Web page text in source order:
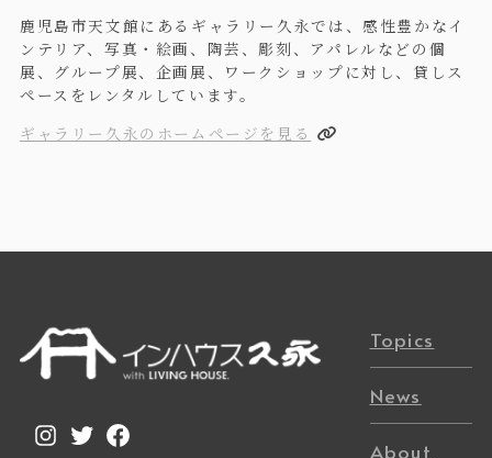
鹿児島市天文館にあるギャラリー久永では、感性豊かなイ
ンテリア、写真・絵画、陶芸、彫刻、アパレルなどの個
展、グループ展、企画展、ワークショップに対し、貸しス
ペースをレンタルしています。
ギャラリー久永のホームページを見る
Instagram
TwitterFacebook
Topics
News
About